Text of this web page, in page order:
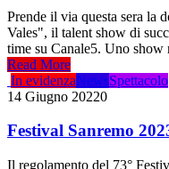
Prende il via questa sera la
Vales", il talent show di
time su Canale5. Uno
Read More
In evidenzaNewsSpettacolo
14 Giugno 20220
Festival Sanremo
Il regolamento del 73°